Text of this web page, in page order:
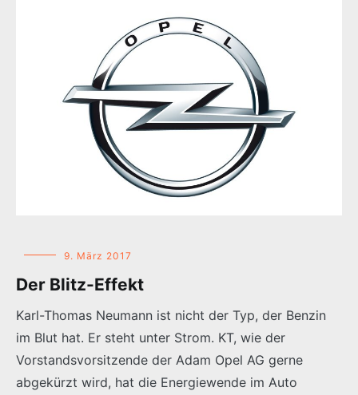
9. März 2017
Der Blitz-Effekt
Karl-Thomas Neumann ist nicht der Typ, der Benzin
im Blut hat. Er steht unter Strom. KT, wie der
Vorstandsvorsitzende der Adam Opel AG gerne
abgekürzt wird, hat die Energiewende im Auto